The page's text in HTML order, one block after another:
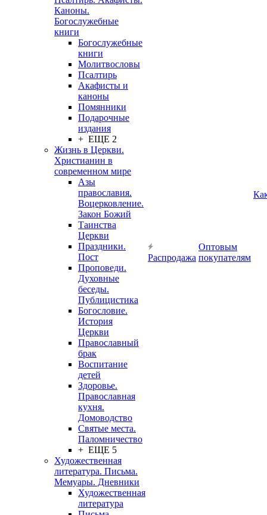
Каноны.
Богослужебные
книги
Богослужебные
книги
Молитвословы
Псалтирь
Акафисты и
каноны
Помянники
Подарочные
издания
+ ЕЩЕ 2
Жизнь в Церкви.
Христианин в
современном мире
Азы
православия.
Воцерковление.
Закон Божий
Таинства
Церкви
Праздники.
Пост
Проповеди.
Духовные
беседы.
Публицистика
Богословие.
История
Церкви
Православный
брак
Воспитание
детей
Здоровье.
Православная
кухня.
Домоводство
Святые места.
Паломничество
+ ЕЩЕ 5
Художественная
литература. Письма.
Мемуары. Дневники
Художественная
литература
Распродажа
Оптовым
покупателям